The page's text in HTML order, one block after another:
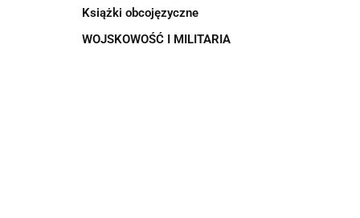
Książki obcojęzyczne
WOJSKOWOŚĆ I MILITARIA